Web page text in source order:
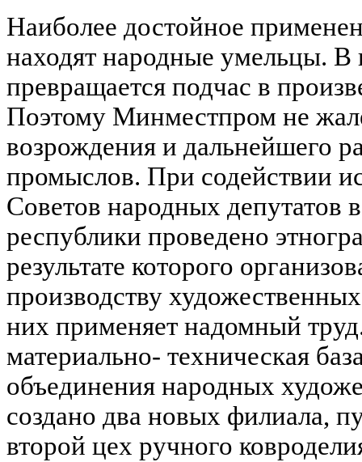
Наиболее достойное
находят народные умельцы. В
превращается подчас в
Поэтому Минместпром не
возрождения и дальнейшего
промыслов. При содействии
Советов народных депутатов
республики проведено
результате которого
производству
них применяет надомный
материально- техническая
объединения народных
создано два новых филиала,
второй цех ручного